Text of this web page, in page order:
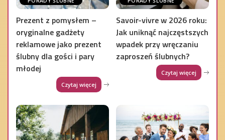
Prezent z pomysłem –
oryginalne gadżety
reklamowe jako prezent
ślubny dla gości i pary
młodej
Czytaj więcej
Savoir-vivre w 2026 roku:
Jak uniknąć najczęstszych
wpadek przy wręczaniu
zaproszeń ślubnych?
Czytaj więcej